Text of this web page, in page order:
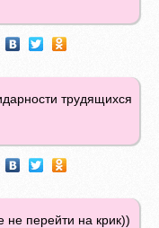
трудящихся
не перейти на крик))